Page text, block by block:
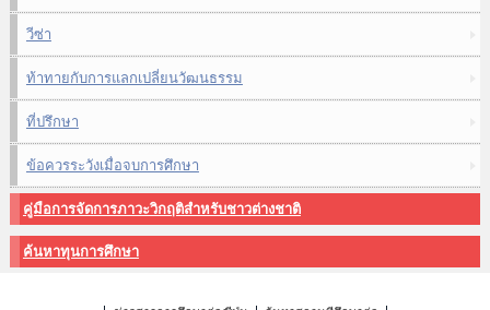
วีซ่า
ท้าทายกับการแลกเปลี่ยนวัฒนธรรม
ที่ปรึกษา
ข้อควรระวังเมื่อจบการศึกษา
คู่มือการจัดการภาวะวิกฤติสำหรับชาวต่างชาติ
ค้นหาทุนการศึกษา